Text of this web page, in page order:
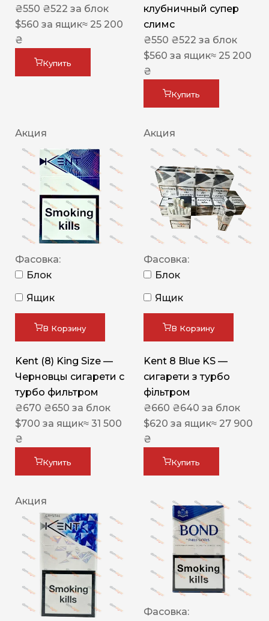
₴550 ₴522 за блок
$560 за ящик≈ 25 200
₴
Купить
клубничный супер
слимс
₴550 ₴522 за блок
$560 за ящик≈ 25 200
₴
Купить
Акция
Фасовка:
Блок
Ящик
В Корзину
Kent (8) King Size —
Черновцы сигарети с
турбо фильтром
₴670 ₴650 за блок
$700 за ящик≈ 31 500
₴
Купить
Акция
Фасовка:
Блок
Ящик
В Корзину
Kent 8 Blue KS —
сигарети з турбо
фільтром
₴660 ₴640 за блок
$620 за ящик≈ 27 900
₴
Купить
Акция
Фасовка: